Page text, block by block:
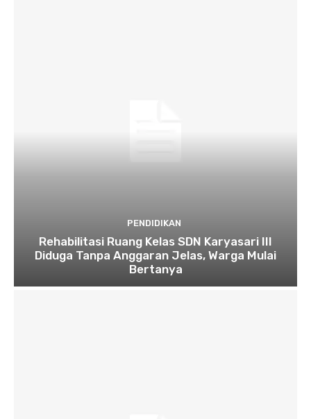
PENDIDIKAN
Rehabilitasi Ruang Kelas SDN Karyasari III
Diduga Tanpa Anggaran Jelas, Warga Mulai
Bertanya